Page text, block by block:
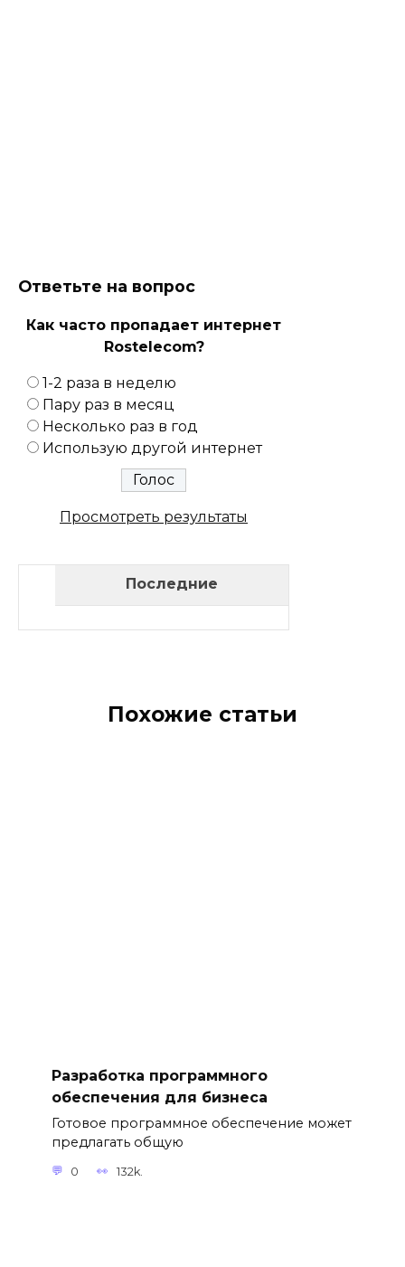
Ответьте на вопрос
Как часто пропадает интернет
Rostelecom?
1-2 раза в неделю
Пару раз в месяц
Несколько раз в год
Использую другой интернет
Просмотреть результаты
Последние
Похожие статьи
Разработка программного
обеспечения для бизнеса
Готовое программное обеспечение может
предлагать общую
0 132k.